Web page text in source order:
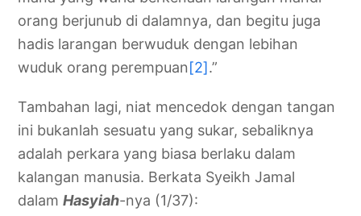
orang berjunub di dalamnya, dan begitu juga
hadis larangan berwuduk dengan lebihan
wuduk orang perempuan[2].”
Tambahan lagi, niat mencedok dengan tangan
ini bukanlah sesuatu yang sukar, sebaliknya
adalah perkara yang biasa berlaku dalam
kalangan manusia. Berkata Syeikh Jamal
dalamHasyiah-nya (1/37):